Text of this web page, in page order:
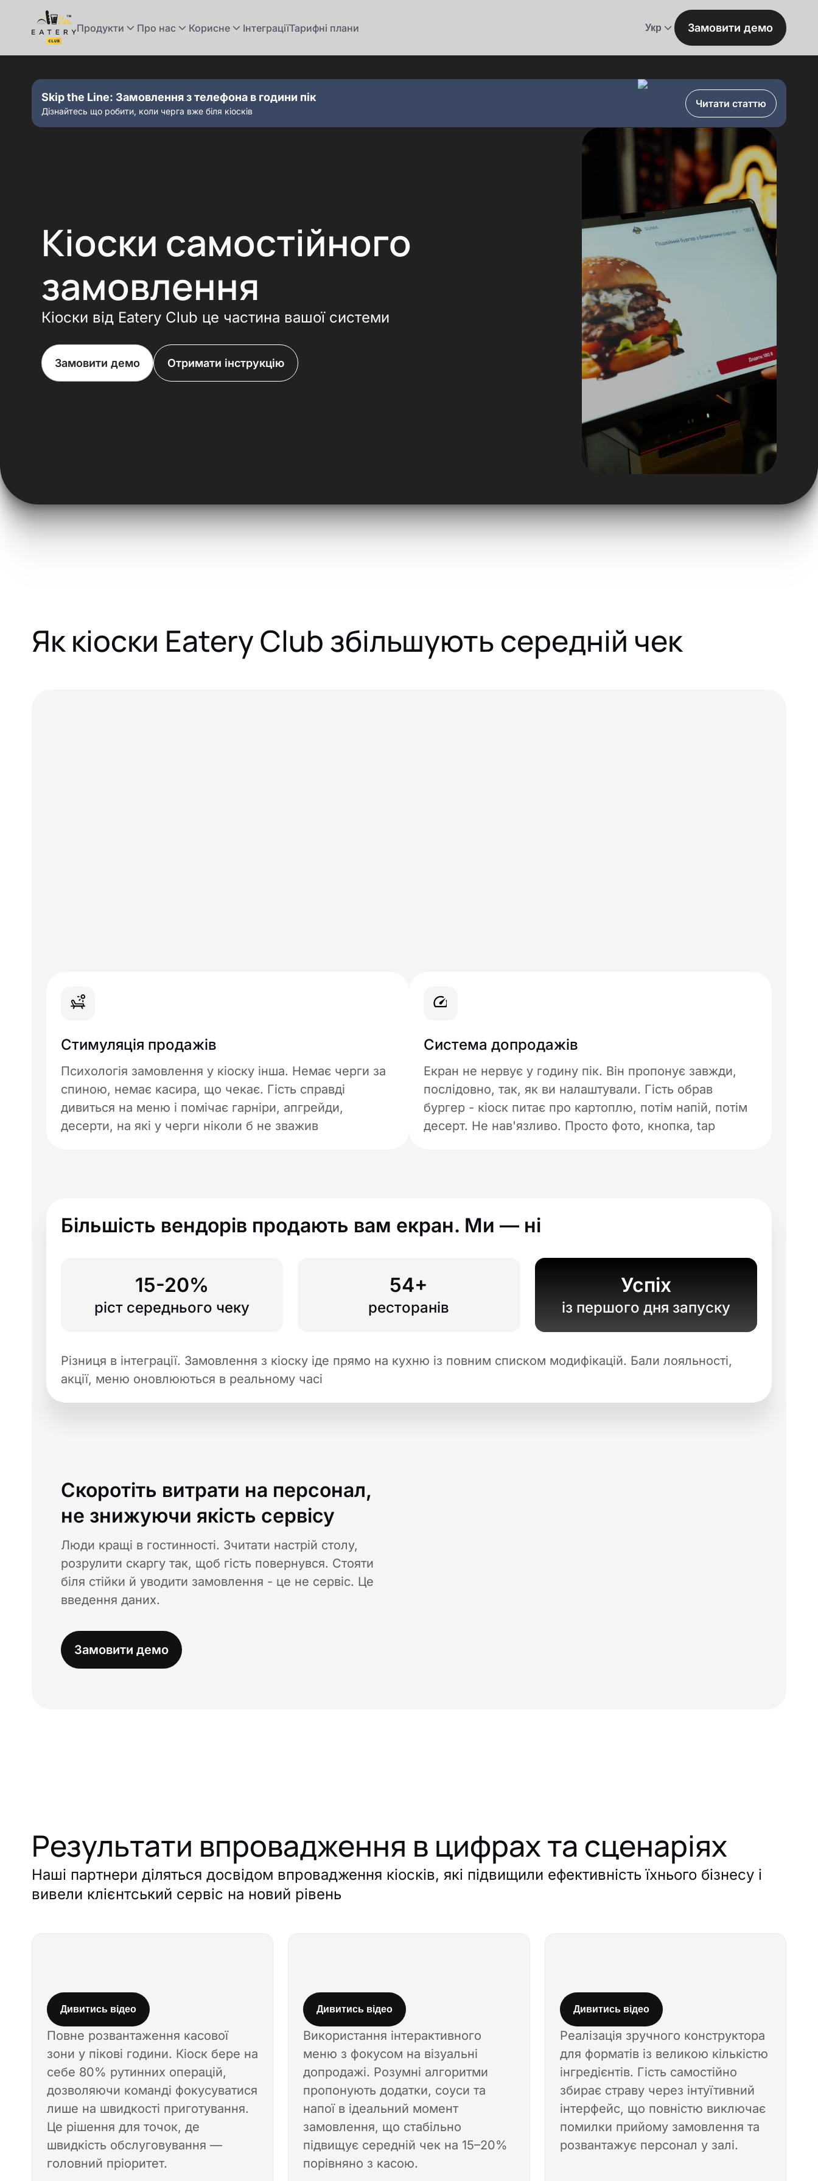
Продукти Про нас Корисне ІнтеграціїТарифні плани Укр Замовити демо
Skip the Line: Замовлення з телефона в години пік
Дiзнайтесь що робити, коли черга вже біля кіосків
Читати статтю
Кіоски самостійного
замовлення
Кіоски від Eatery Club це частина вашої системи
Замовити демо Отримати інструкцію
Як кіоски Eatery Club збільшують середній чек
Стимуляція продажів
Психологія замовлення у кіоску інша. Немає черги за
спиною, немає касира, що чекає. Гість справді
дивиться на меню і помічає гарніри, апгрейди,
десерти, на які у черги ніколи б не зважив
Система допродажів
Екран не нервує у годину пік. Він пропонує завжди,
послідовно, так, як ви налаштували. Гість обрав
бургер - кіоск питає про картоплю, потім напій, потім
десерт. Не нав'язливо. Просто фото, кнопка, tap
Більшість вендорів продають вам екран. Ми — ні
15-20%
ріст середнього чеку
54+
ресторанів
Успіх
із першого дня запуску
Різниця в інтеграції. Замовлення з кіоску іде прямо на кухню із повним списком модифікацій. Бали лояльності,
акції, меню оновлюються в реальному часі
Скоротіть витрати на персонал,
не знижуючи якість сервісу
Люди кращі в гостинності. Зчитати настрій столу,
розрулити скаргу так, щоб гість повернувся. Стояти
біля стійки й уводити замовлення - це не сервіс. Це
введення даних.
Замовити демо
Результати впровадження в цифрах та сценаріях
Наші партнери діляться досвідом впровадження кіосків, які підвищили ефективність їхнього бізнесу і
вивели клієнтський сервіс на новий рівень
Дивитись відео
Повне розвантаження касової
зони у пікові години. Кіоск бере на
себе 80% рутинних операцій,
дозволяючи команді фокусуватися
лише на швидкості приготування.
Це рішення для точок, де
швидкість обслуговування —
головний пріоритет.
Дивитись відео
Використання інтерактивного
меню з фокусом на візуальні
допродажі. Розумні алгоритми
пропонують додатки, соуси та
напої в ідеальний момент
замовлення, що стабільно
підвищує середній чек на 15–20%
порівняно з касою.
Дивитись відео
Реалізація зручного конструктора
для форматів із великою кількістю
інгредієнтів. Гість самостійно
збирає страву через інтуїтивний
інтерфейс, що повністю виключає
помилки прийому замовлення та
розвантажує персонал у залі.